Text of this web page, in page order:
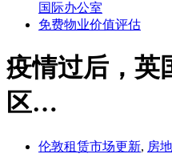
国际办公室
免费物业价值评估
疫情过后，英
区…
伦敦租赁市场更新, 房